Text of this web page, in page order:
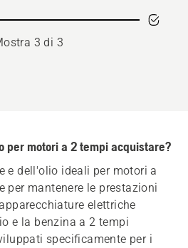
3 di 3
per motori a 2 tempi acquistare?
e dell'olio ideali per motori a
per mantenere le prestazioni
elettriche
e la benzina a 2 tempi
specificamente per i